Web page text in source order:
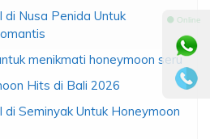
Nusa Penida Untuk
menikmati honeymoon seru
Hits di Bali 2026
Seminyak Untuk Honeymoon
⚫ Online